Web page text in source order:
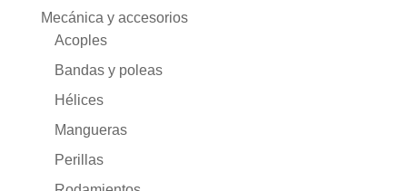
Mecánica y accesorios
Acoples
Bandas y poleas
Hélices
Mangueras
Perillas